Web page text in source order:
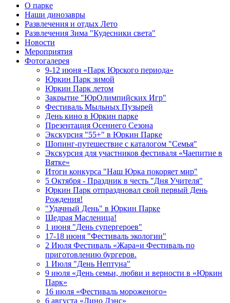
О парке
Наши динозавры
Развлечения и отдых Лето
Развлечения Зима "Кудесники света"
Новости
Мероприятия
Фотогалерея
9-12 июня «Парк Юрского периода»
Юркин Парк зимой
Юркин Парк летом
Закрытие "ЮрОлимпийских Игр"
Фестиваль Мыльных Пузырей
День кино в Юркин парке
Презентация Осеннего Сезона
Экскурсия "55+" в Юркин Парке
Шопинг-путешествие с каталогом "Семья"
Экскурсия для участников фестиваля «Чаепитие в
Вятке»
Итоги конкурса "Наш Юрка покоряет мир"
5 Октября - Праздник в честь "Дня Учителя"
Юркин Парк отпраздновал свой первый День
Рождения!
"Удачный День" в Юркин Парке
Щедрая Масленица!
1 июня "День супергероев"
17-18 июня "Фестиваль экологии"
2 Июля Фестиваль «Жара»и Фестиваль по
приготовлению бургеров.
1 Июля "День Нептуна"
9 июля «День семьи, любви и верности в «Юркин
Парк»
16 июля «Фестиваль мороженого»
6 августа «Дино Дэнс»